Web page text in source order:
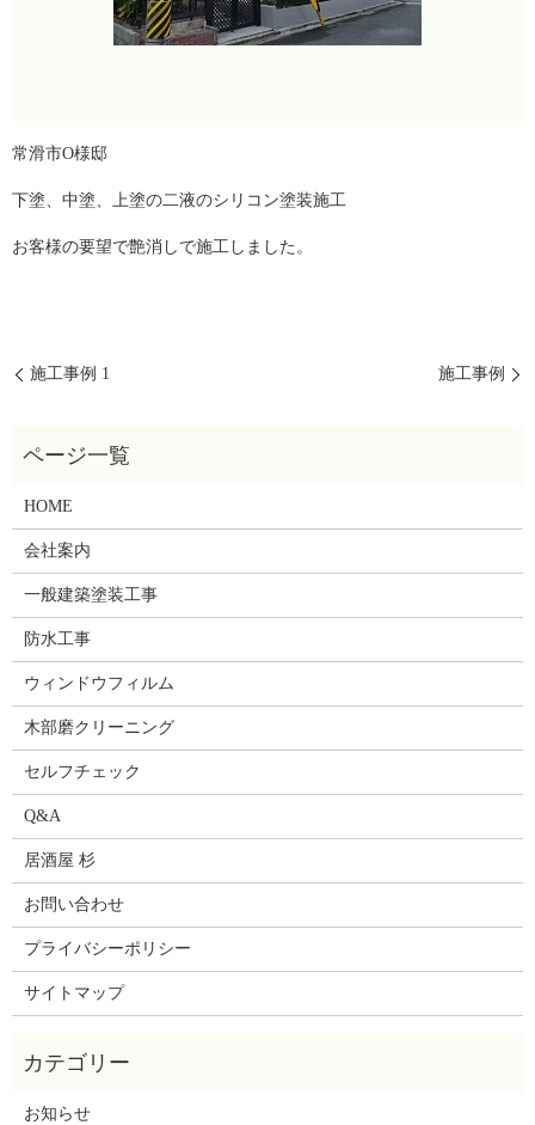
常滑市O様邸
下塗、中塗、上塗の二液のシリコン塗装施工
お客様の要望で艶消しで施工しました。
施工事例 1 施工事例
HOME
会社案内
一般建築塗装工事
防水工事
ウィンドウフィルム
木部磨クリーニング
セルフチェック
Q&A
居酒屋 杉
お問い合わせ
プライバシーポリシー
サイトマップ
お知らせ